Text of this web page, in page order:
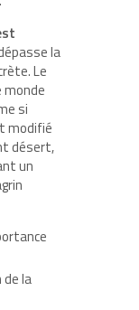
la
Le
monde
si
modifié
désert,
un
de la